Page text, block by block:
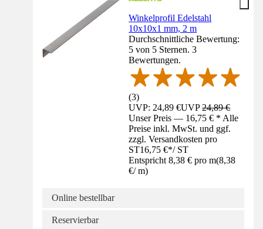
Winkelprofil Edelstahl
10x10x1 mm, 2 m
Durchschnittliche Bewertung:
5 von 5 Sternen. 3
Bewertungen.
(3)
UVP: 24,89 €UVP24,89 €
Unser Preis — 16,75 € * Alle
Preise inkl. MwSt. und ggf.
zzgl. Versandkosten pro
ST16,75 €*/ ST
Entspricht 8,38 € pro m(8,38
€/ m)
Online bestellbar
Reservierbar